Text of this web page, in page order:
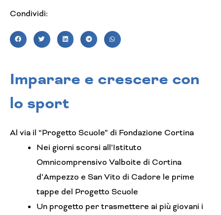
Condividi:
Imparare e crescere con
lo sport
Al via il “Progetto Scuole” di Fondazione Cortina
Nei giorni scorsi all’Istituto
Omnicomprensivo Valboite di Cortina
d’Ampezzo e San Vito di Cadore le prime
tappe del Progetto Scuole
Un progetto per trasmettere ai più giovani i